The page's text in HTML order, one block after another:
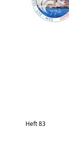
Heft 83